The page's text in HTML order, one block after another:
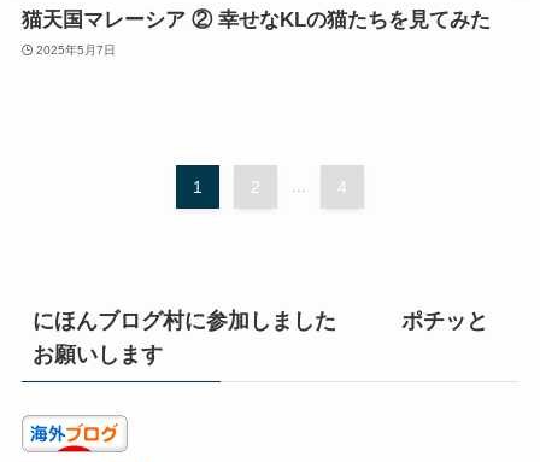
猫天国マレーシア ② 幸せなKLの猫たちを見てみた
2025年5月7日
1 2 ... 4
にほんブログ村に参加しました ポチッと
お願いします